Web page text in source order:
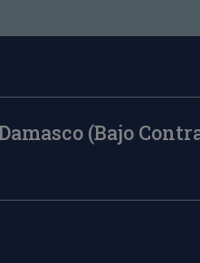
(Bajo